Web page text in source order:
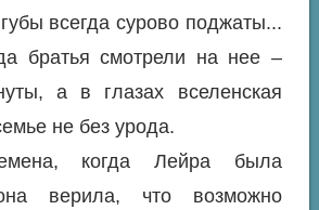
всегда сурово поджаты...
братья смотрели на нее –
а в глазах вселенская
не без урода.
когда Лейра была
верила, что возможно